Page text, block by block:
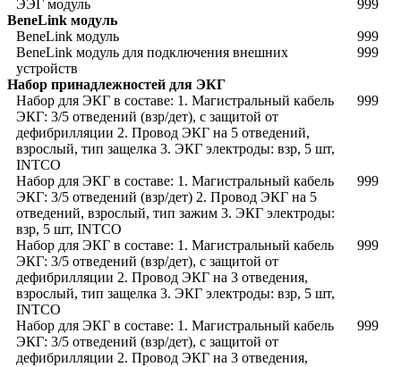
ЭЭГ модуль
999
BeneLink модуль
BeneLink модуль
999
BeneLink модуль для подключения внешних
устройств
999
Набор принадлежностей для ЭКГ
Набор для ЭКГ в составе: 1. Магистральный кабель
ЭКГ: 3/5 отведений (взр/дет), с защитой от
дефибрилляции 2. Провод ЭКГ на 5 отведений,
взрослый, тип защелка 3. ЭКГ электроды: взр, 5 шт,
INTCO
999
Набор для ЭКГ в составе: 1. Магистральный кабель
ЭКГ: 3/5 отведений (взр/дет) 2. Провод ЭКГ на 5
отведений, взрослый, тип зажим 3. ЭКГ электроды:
взр, 5 шт, INTCO
999
Набор для ЭКГ в составе: 1. Магистральный кабель
ЭКГ: 3/5 отведений (взр/дет), с защитой от
дефибрилляции 2. Провод ЭКГ на 3 отведения,
взрослый, тип защелка 3. ЭКГ электроды: взр, 5 шт,
INTCO
999
Набор для ЭКГ в составе: 1. Магистральный кабель
ЭКГ: 3/5 отведений (взр/дет), с защитой от
дефибрилляции 2. Провод ЭКГ на 3 отведения,
999